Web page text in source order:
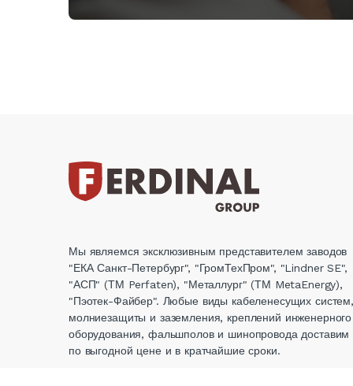
Мы являемся эксклюзивным представителем заводов
"ЕКА Санкт-Петербург", "ГромТехПром", "Lindner SE",
"АСП" (ТМ Perfaten), "Металлург" (ТМ MetaEnergy),
"Пэотек-Файбер". Любые виды кабеленесущих систем,
молниезащиты и заземления, креплений инженерного
оборудования, фальшполов и шинопровода доставим
по выгодной цене и в кратчайшие сроки.